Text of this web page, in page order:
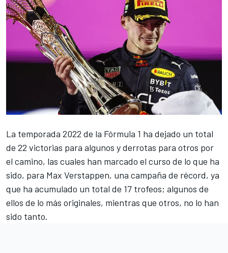
La temporada 2022 de la Fórmula 1 ha dejado un total
de 22 victorias para algunos y derrotas para otros por
el camino, las cuales han marcado el curso de lo que ha
sido, para Max Verstappen, una campaña de récord, ya
que ha acumulado un total de 17 trofeos; algunos de
ellos de lo más originales, mientras que otros, no lo han
sido tanto.